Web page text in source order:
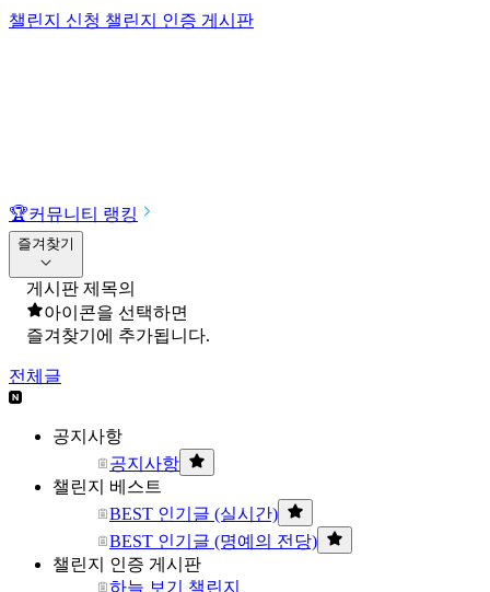
챌린지 신청 챌린지 인증 게시판
🏆커뮤니티 랭킹
즐겨찾기
게시판 제목의
아이콘을 선택하면
즐겨찾기에 추가됩니다.
전체글
공지사항
공지사항
챌린지 베스트
BEST 인기글 (실시간)
BEST 인기글 (명예의 전당)
챌린지 인증 게시판
하늘 보기 챌린지